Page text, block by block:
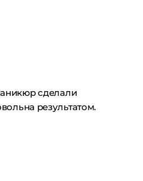
сделали
результатом.